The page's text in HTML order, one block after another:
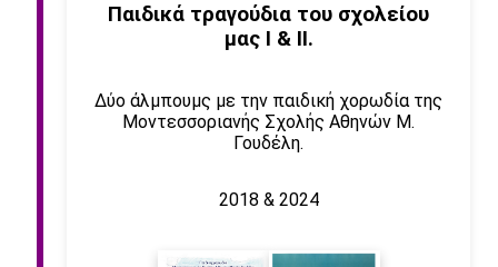
Παιδικά τραγούδια του σχολείου
μας I & II.
Δύο άλμπουμς με την παιδική χορωδία της
Μοντεσσοριανής Σχολής Αθηνών Μ.
Γουδέλη.
2018 & 2024